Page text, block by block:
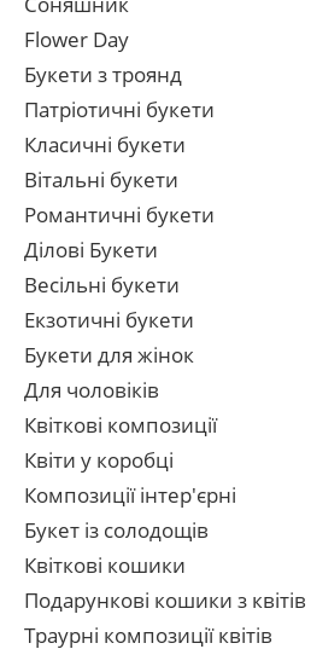
Flower Day
Букети з троянд
Патріотичні букети
Класичні букети
Вітальні букети
Романтичні букети
Ділові Букети
Весільні букети
Екзотичні букети
Букети для жінок
Для чоловіків
Квіткові композиції
Квіти у коробці
Композиції інтер'єрні
Букет із солодощів
Квіткові кошики
Подарункові кошики з квітів
Траурні композиції квітів